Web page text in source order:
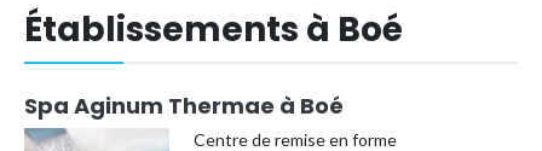
Établissements à Boé
Spa Aginum Thermae à Boé
Centre de remise en forme